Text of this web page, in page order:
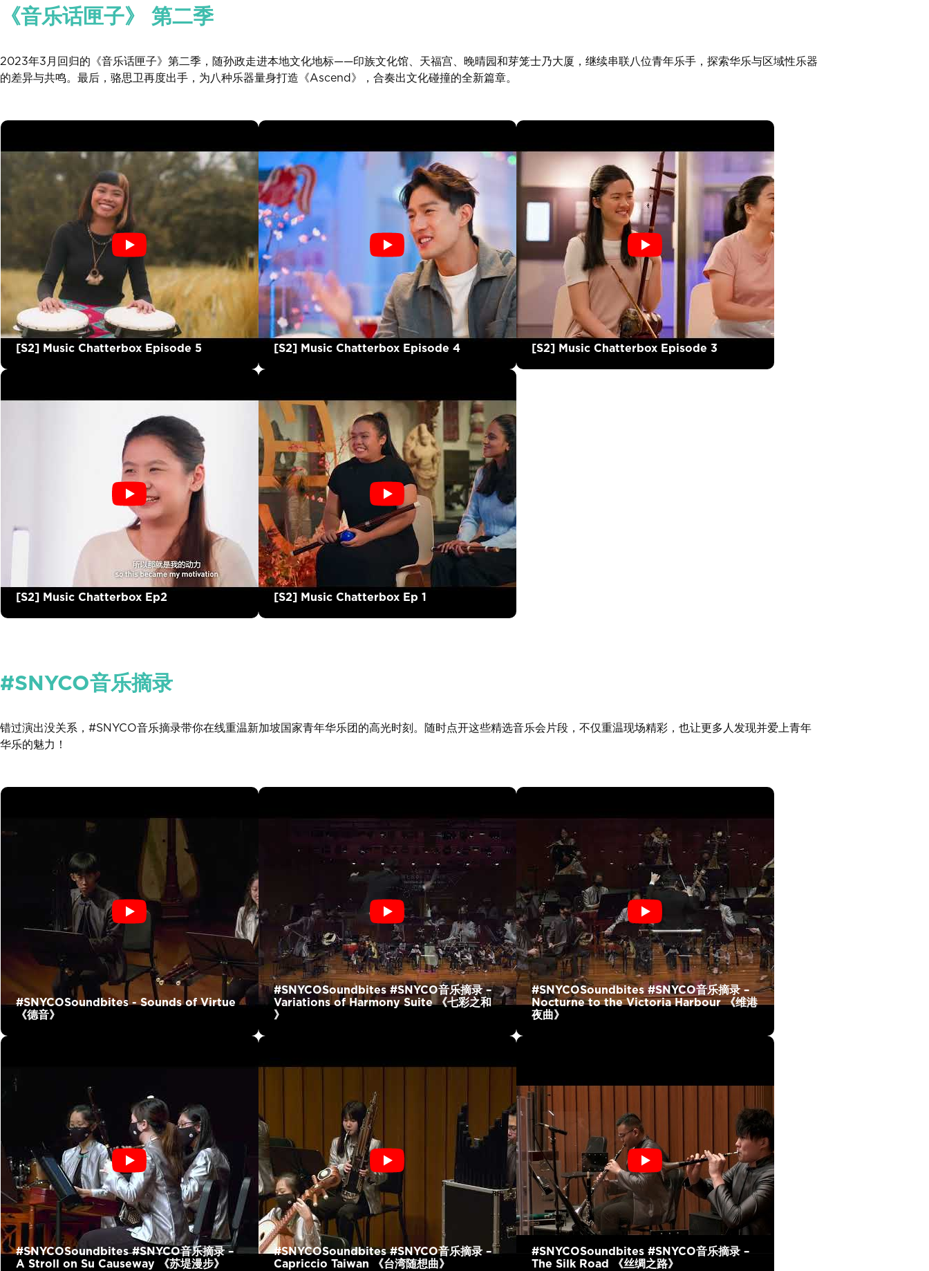
《音乐话匣子》 第二季
2023年3月回归的《音乐话匣子》第二季，随孙政走进本地文化地标——印族文化馆、天福宫、晚晴园和芽笼士乃大厦，继续串联八位青年乐手，探索华乐与区域性乐器
的差异与共鸣。最后，骆思卫再度出手，为八种乐器量身打造《Ascend》，合奏出文化碰撞的全新篇章。
[S2] Music Chatterbox Episode 5 [S2] Music Chatterbox Episode 4 [S2] Music Chatterbox Episode 3
[S2] Music Chatterbox Ep2 [S2] Music Chatterbox Ep 1
#SNYCO音乐摘录
错过演出没关系，#SNYCO音乐摘录带你在线重温新加坡国家青年华乐团的高光时刻。随时点开这些精选音乐会片段，不仅重温现场精彩，也让更多人发现并爱上青年
华乐的魅力！
#SNYCOSoundbites - Sounds of Virtue
《德音》
#SNYCOSoundbites #SNYCO音乐摘录 –
Variations of Harmony Suite 《七彩之和
》
#SNYCOSoundbites #SNYCO音乐摘录 –
Nocturne to the Victoria Harbour 《维港
夜曲》
#SNYCOSoundbites #SNYCO音乐摘录 –
A Stroll on Su Causeway 《苏堤漫步》
#SNYCOSoundbites #SNYCO音乐摘录 –
Capriccio Taiwan 《台湾随想曲》
#SNYCOSoundbites #SNYCO音乐摘录 –
The Silk Road 《丝绸之路》